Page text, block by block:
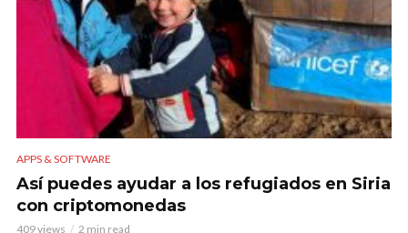
APPS & SOFTWARE
Así puedes ayudar a los refugiados en Siria
con criptomonedas
409 views 2 min read